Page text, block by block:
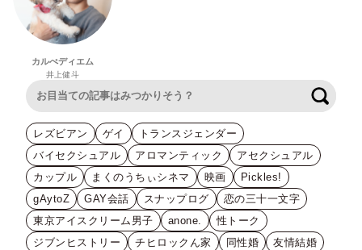
カルぺディエム
井上健斗
レズビアン ゲイ
トランスジェンダー
バイセクシュアル
アロマンティック
アセクシュアル
カップル
まくのうちぃシネマ 映画
Pickles!
gAytoZ
GAY会話 スナップログ
恋の三十一文字
東京アイスクリーム男子
anone.
性トーク
ジブンヒストリー
チヒロックん家 同性婚
友情結婚